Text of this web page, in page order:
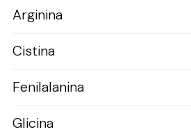
Arginina
Cistina
Fenilalanina
Glicina